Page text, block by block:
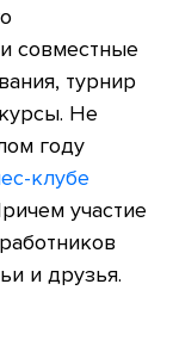
совместные
турнир
Не
году
клубе
участие
и друзья.